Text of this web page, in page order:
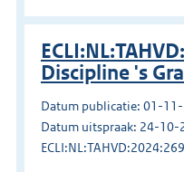
Discipline 's
Datum publicatie: 01-
Datum uitspraak: 24-10-
ECLI:NL:TAHVD:2024:269